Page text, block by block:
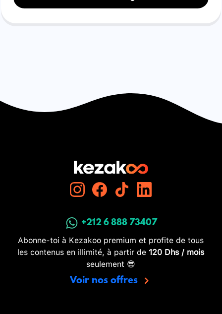
+212 6 888 73407
Abonne-toi à Kezakoo premium et profite de tous
les contenus en illimité, à partir de 120 Dhs / mois
seulement 😎
Voir nos offres